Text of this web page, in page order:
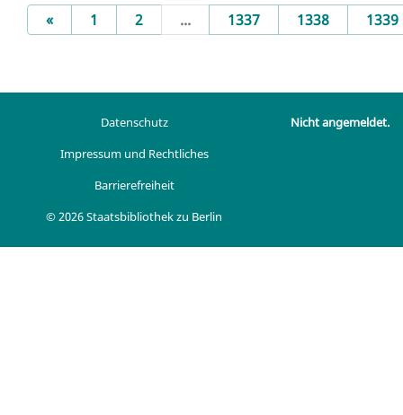
«Previous
1 2 ... 1337 1338 1339
Datenschutz
Impressum und Rechtliches
Barrierefreiheit
© 2026 Staatsbibliothek zu Berlin
Nicht angemeldet.